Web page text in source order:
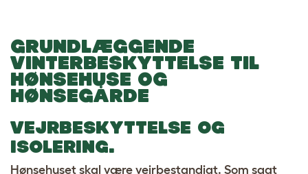
GRUNDLÆGGENDE
VINTERBESKYTTELSE TIL
HØNSEHUSE OG
HØNSEGÅRDE
VEJRBESKYTTELSE OG
ISOLERING.
Hønsehuset skal være vejrbestandigt. Som sagt